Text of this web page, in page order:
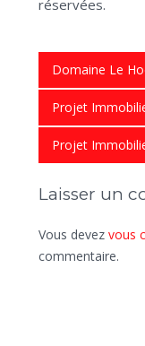
réservées.
Domaine Le
Projet
Projet
Laisser un
Vous devez vous
commentaire.